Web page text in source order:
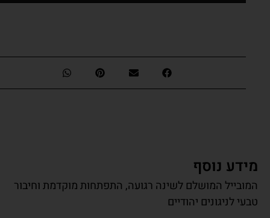
נוסף
המושלם לשינה רגועה, התפתחות מוקדמת וחיבור
לניגונים יהודיים